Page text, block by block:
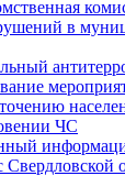
в
ЧС
Свердловской